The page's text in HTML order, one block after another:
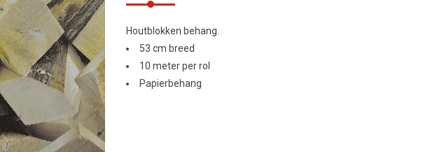
Houtblokken behang.
53 cm breed
10 meter per rol
Papierbehang